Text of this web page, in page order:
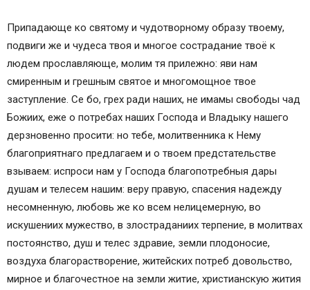
Припадающе ко святому и чудотворному образу твоему,
подвиги же и чудеса твоя и многое сострадание твоё к
людем прославляюще, молим тя прилежно: яви нам
смиренным и грешным святое и многомощное твое
заступление. Се бо, грех ради наших, не имамы свободы чад
Божиих, еже о потребах наших Господа и Владыку нашего
дерзновенно просити: но тебе, молитвенника к Нему
благоприятнаго предлагаем и о твоем предстательстве
взываем: испроси нам у Господа благопотребныя дары
душам и телесем нашим: веру правую, спасения надежду
несомненную, любовь же ко всем нелицемерную, во
искушениих мужество, в злостраданиих терпение, в молитвах
постоянство, душ и телес здравие, земли плодоносие,
воздуха благорастворение, житейских потреб довольство,
мирное и благочестное на земли житие, христианскую жития